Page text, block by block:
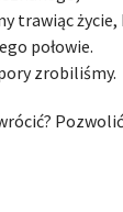
trawiąc
połowie.
zrobiliśmy.
Pozwolić